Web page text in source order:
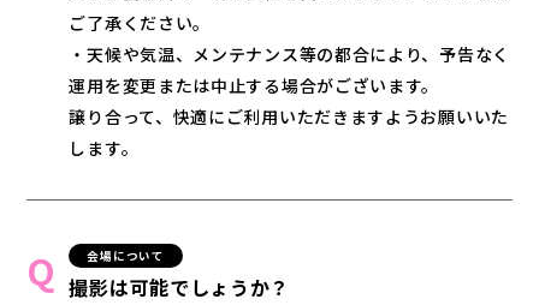
ご了承ください。
・天候や気温、メンテナンス等の都合により、予告なく
運用を変更または中止する場合がございます。
譲り合って、快適にご利用いただきますようお願いいた
します。
会場について
撮影は可能でしょうか？